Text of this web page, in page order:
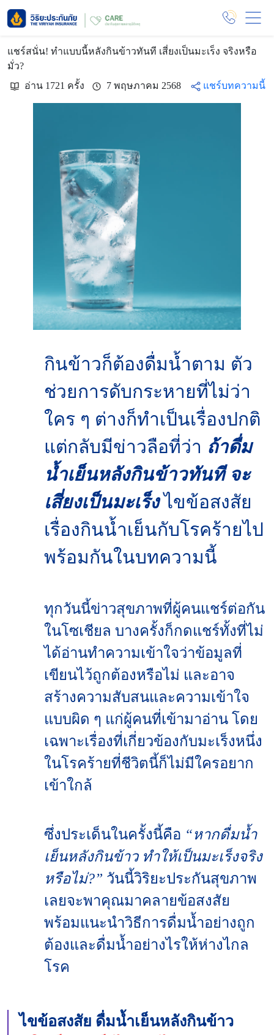
แชร์สนั่น! ทำแบบนี้หลังกินข้าวทันที เสี่ยงเป็นมะเร็ง จริงหรือ
มั่ว?
อ่าน 1721 ครั้ง
7 พฤษภาคม 2568 แชร์บทความนี้
กินข้าวก็ต้องดื่มน้ำตาม ตัว
ช่วยการดับกระหายที่ไม่ว่า
ใคร ๆ ต่างก็ทำเป็นเรื่องปกติ
แต่กลับมีข่าวลือที่ว่า ถ้าดื่ม
น้ำเย็นหลังกินข้าวทันที จะ
เสี่ยงเป็นมะเร็งไขข้อสงสัย
เรื่องกินน้ำเย็นกับโรคร้ายไป
พร้อมกันในบทความนี้
ทุกวันนี้ข่าวสุขภาพที่ผู้คนแชร์ต่อกัน
ในโซเชียล บางครั้งก็กดแชร์ทั้งที่ไม่
ได้อ่านทำความเข้าใจว่าข้อมูลที่
เขียนไว้ถูกต้องหรือไม่ และอาจ
สร้างความสับสนและความเข้าใจ
แบบผิด ๆ แก่ผู้คนที่เข้ามาอ่าน โดย
เฉพาะเรื่องที่เกี่ยวข้องกับมะเร็งหนึ่ง
ในโรคร้ายที่ชีวิตนี้ก็ไม่มีใครอยาก
เข้าใกล้
ซึ่งประเด็นในครั้งนี้คือ “หากดื่มน้ำ
เย็นหลังกินข้าว ทำให้เป็นมะเร็งจริง
หรือไม่?” วันนี้วิริยะประกันสุขภาพ
เลยจะพาคุณมาคลายข้อสงสัย
พร้อมแนะนำวิธีการดื่มน้ำอย่างถูก
ต้องและดื่มน้ำอย่างไรให้ห่างไกล
โรค
ไขข้อสงสัย ดื่มน้ำเย็นหลังกินข้าว